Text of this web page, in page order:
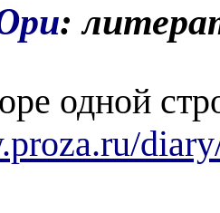
:
одной